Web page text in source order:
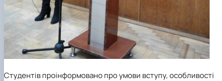
Студентів проінформовано про умови вступу, особливості